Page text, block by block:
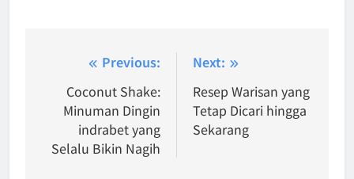
navigation
Previous:
Coconut Shake:
Minuman Dingin
indrabet yang
Selalu Bikin Nagih
Next:
Resep Warisan yang
Tetap Dicari hingga
Sekarang